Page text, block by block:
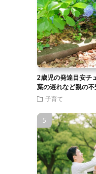
2歳児の発達目安チ
葉の遅れなど親の
子育て